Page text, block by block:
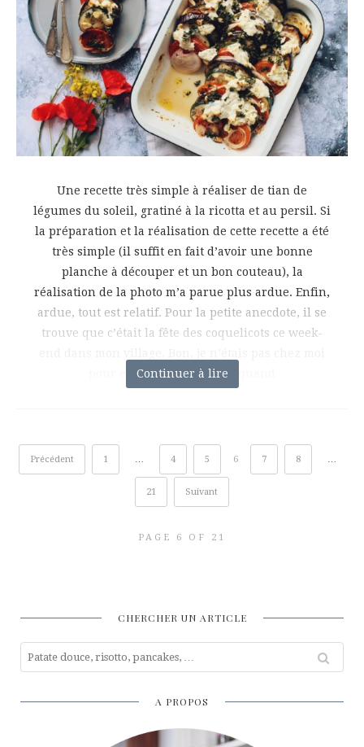
Une recette très simple à réaliser de tian de
légumes du soleil, gratiné à la ricotta et au persil. Si
la préparation et la réalisation de cette recette a été
très simple (il suffit en fait d’avoir une bonne
planche à découper et un bon couteau), la
réalisation de la photo m’a parue plus ardue. Enfin,
ardue, tout est relatif. Pour la petite anecdote, il se
trouve que c’était la fête des coquelicots ce week-
pour en profiter, mais j’ai quand
Continuer à lire
Précédent 1 … 4 5 6 7 8 …
21 Suivant
PAGE 6 OF 21
CHERCHER UN ARTICLE
A PROPOS